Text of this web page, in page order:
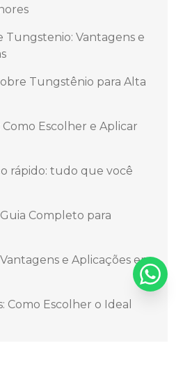
Tungstenio: Vantagens e
Tungstênio para Alta
Escolher e Aplicar
rápido: tudo que você
Completo para
e Aplicações em
Como Escolher o Ideal